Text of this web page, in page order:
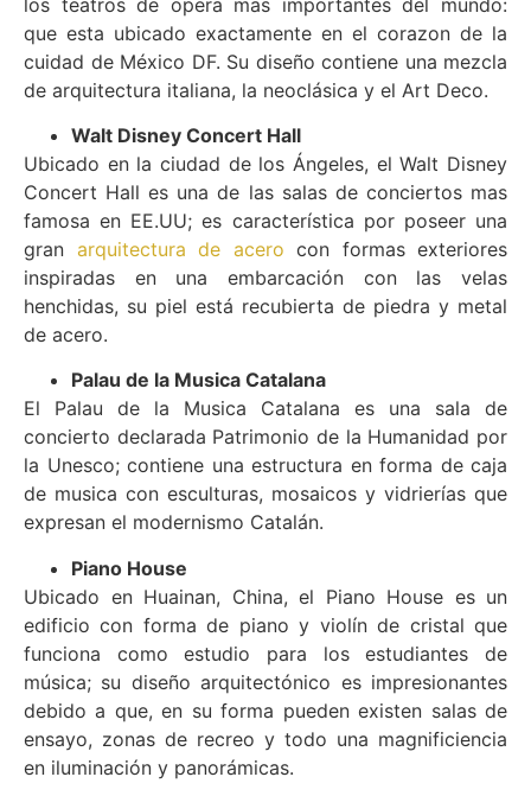
que esta ubicado exactamente en el corazon de la
cuidad de México DF. Su diseño contiene una mezcla
de arquitectura italiana, la neoclásica y el Art Deco.
Walt Disney Concert Hall
Ubicado en la ciudad de los Ángeles, el Walt Disney
Concert Hall es una de las salas de conciertos mas
famosa en EE.UU; es característica por poseer una
gran arquitectura de acero con formas exteriores
inspiradas en una embarcación con las velas
henchidas, su piel está recubierta de piedra y metal
de acero.
Palau de la Musica Catalana
El Palau de la Musica Catalana es una sala de
concierto declarada Patrimonio de la Humanidad por
la Unesco; contiene una estructura en forma de caja
de musica con esculturas, mosaicos y vidrierías que
expresan el modernismo Catalán.
Piano House
Ubicado en Huainan, China, el Piano House es un
edificio con forma de piano y violín de cristal que
funciona como estudio para los estudiantes de
música; su diseño arquitectónico es impresionantes
debido a que, en su forma pueden existen salas de
ensayo, zonas de recreo y todo una magnificiencia
en iluminación y panorámicas.